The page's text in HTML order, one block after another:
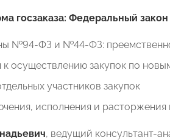
госзаказа: Федеральный
№94-ФЗ и №44-ФЗ:
осуществлению закупок по
участников закупок
исполнения и расторжения
, ведущий консультант-